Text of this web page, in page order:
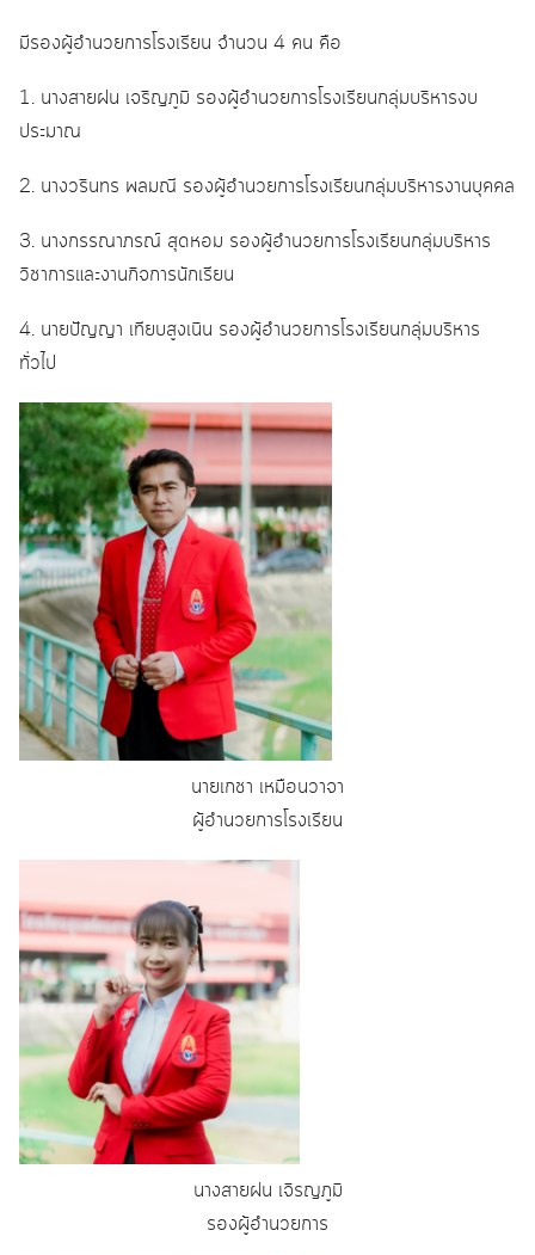
Search
for:
Search
มีรองผู้อำนวยการโรงเรียน จำนวน 4 คน คือ
1. นางสายฝน เจริญภูมิ รองผู้อำนวยการโรงเรียนกลุ่มบริหารงบ
ประมาณ
2. นางวรินทร พลมณี รองผู้อำนวยการโรงเรียนกลุ่มบริหารงานบุคคล
3. นางกรรณาภรณ์ สุดหอม รองผู้อำนวยการโรงเรียนกลุ่มบริหาร
วิชาการและงานกิจการนักเรียน
4. นายปัญญา เทียบสูงเนิน รองผู้อำนวยการโรงเรียนกลุ่มบริหาร
ทั่วไป
นายเกชา เหมือนวาจา
ผู้อำนวยการโรงเรียน
นางสายฝน เจิรญภูมิ
รองผู้อำนวยการ